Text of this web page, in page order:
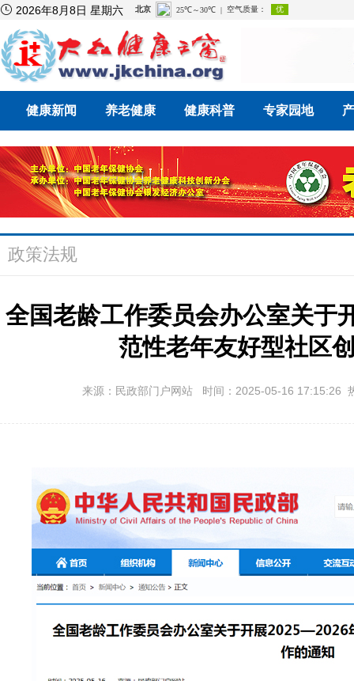
 2026年8月8日 星期六
健康新闻 养老健康 健康科普 专家园地
政策法规
全国老龄工作委员会办公室关
范性老年友好型社区
来源：民政部门户网站 时间：2025-05-16 17:15:26